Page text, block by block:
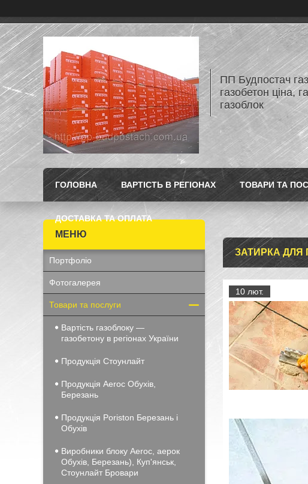
ПП Будпостач
газобетон ціна,
газоблок
ГОЛОВНА ВАРТІСТЬ В РЕГІОНАХ ТОВАРИ ТА
ДОСТАВКА ТА ОПЛАТА
ЗАТИРКА ДЛЯ
10 лют.
Портфоліо
Фотогалерея
Товари та послуги
Вартість газоблоку —
газобетону в регіонах України
Продукція Стоунлайт
Продукція Aeroc Обухів,
Березань
Продукція Poriston Березань і
Обухів
Виробники блоку Aeroc, аерок
Обухів, Березань), Куп'янськ,
Стоунлайт Бровари